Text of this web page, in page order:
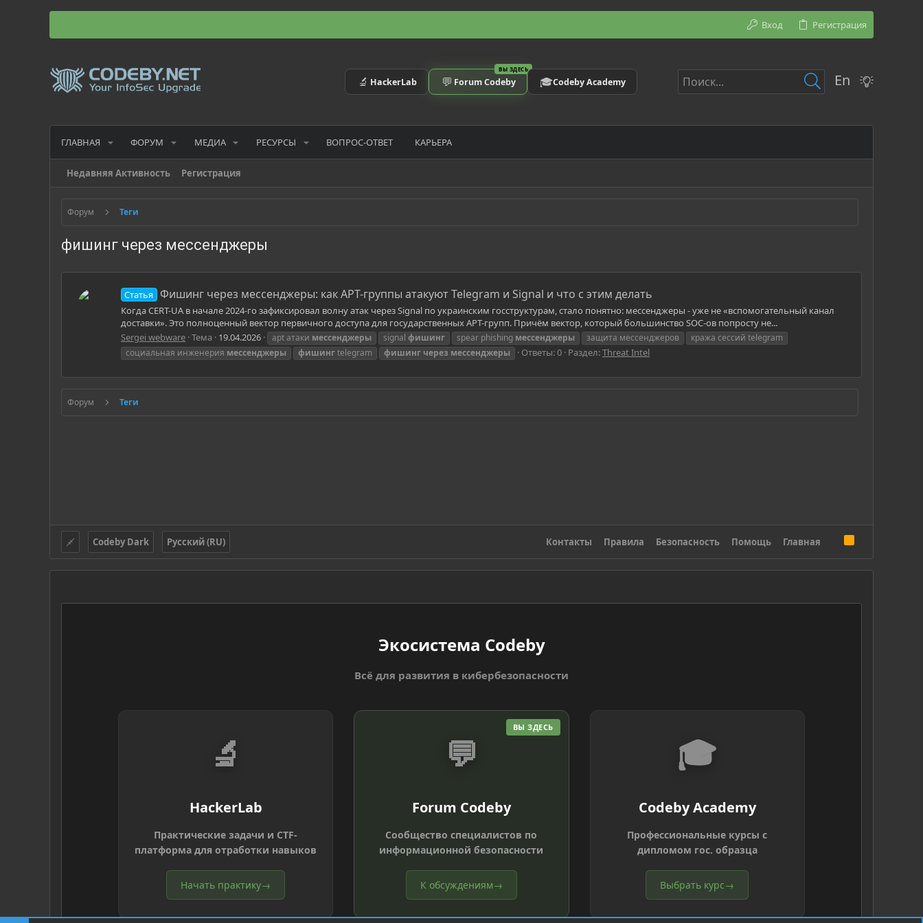
Вход Регистрация
🔬 HackerLab
ВЫ ЗДЕСЬ
💬 Forum Codeby 🎓Codeby Academy En
ГЛАВНАЯ ФОРУМ МЕДИА РЕСУРСЫ ВОПРОС-ОТВЕТ КАРЬЕРА
Недавняя Активность Регистрация
Форум Теги
фишинг через мессенджеры
Статья Фишинг через мессенджеры: как APT-группы атакуют Telegram и Signal и что с этим делать
Когда CERT-UA в начале 2024-го зафиксировал волну атак через Signal по украинским госструктурам, стало понятно: мессенджеры - уже не «вспомогательный канал
доставки». Это полноценный вектор первичного доступа для государственных APT-групп. Причём вектор, который большинство SOC-ов попросту не...
Sergei webware Тема 19.04.2026 apt атаки мессенджеры signal фишинг spear phishing мессенджеры защита мессенджеров
кража сессий telegram
социальная инженерия мессенджеры фишингtelegram фишинг через мессенджеры Ответы: 0 Раздел:Threat Intel
Форум Теги
Codeby Dark Русский (RU) Контакты Правила Безопасность Помощь Главная
S
Экосистема Codeby
Всё для развития в кибербезопасности
🔬
HackerLab
Практические задачи и CTF-
платформа для отработки навыков
Начать практику→
ВЫ ЗДЕСЬ
💬
Forum Codeby
Сообщество специалистов по
информационной безопасности
К обсуждениям→
🎓
Codeby Academy
Профессиональные курсы с
дипломом гос. образца
Выбрать курс→